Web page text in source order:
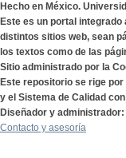
Hecho en México.
Este es un portal
distintos sitios web, sean
los textos como de las
Sitio administrado por la
Este repositorio se rige
y el Sistema de Calidad
Diseñador y
Contacto y asesoría